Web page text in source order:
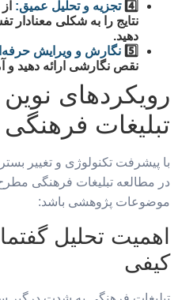
4️⃣ تجزیه و تحلیل عمیق:
نتایج را به شکلی معنادار
دهید.
5️⃣ نگارش و ویرایش
نقص نگارشی ارائه دهید و
رویکردهای
تبلیغات فرهنگی
با پیشرفت تکنولوژی و تغییر
در مطالعه تبلیغات فرهنگی
موضوعات پژوهشی باشد:
اهمیت تحلیل
کیفی